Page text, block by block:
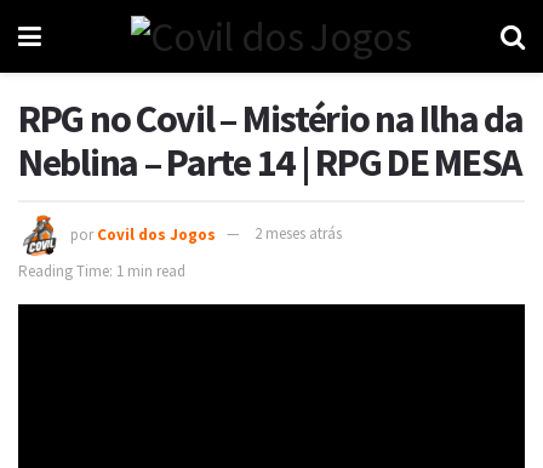
RPG no Covil – Mistério na Ilha da
Neblina – Parte 14 | RPG DE MESA
por Covil dos Jogos
2 meses atrás
Reading Time: 1 min read